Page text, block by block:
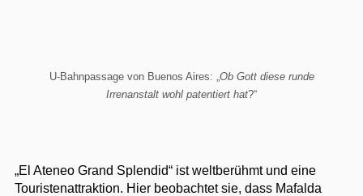
U-Bahnpassage von Buenos Aires: „ Ob Gott diese runde
Irrenanstalt wohl patentiert hat?“
„El Ateneo Grand Splendid“ ist weltberühmt und eine
Touristenattraktion. Hier beobachtet sie, dass Mafalda